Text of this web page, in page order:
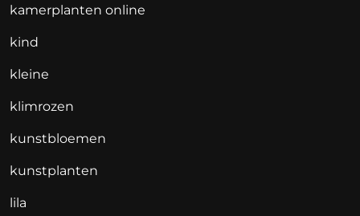
kamerplanten online
kind
kleine
klimrozen
kunstbloemen
kunstplanten
lila